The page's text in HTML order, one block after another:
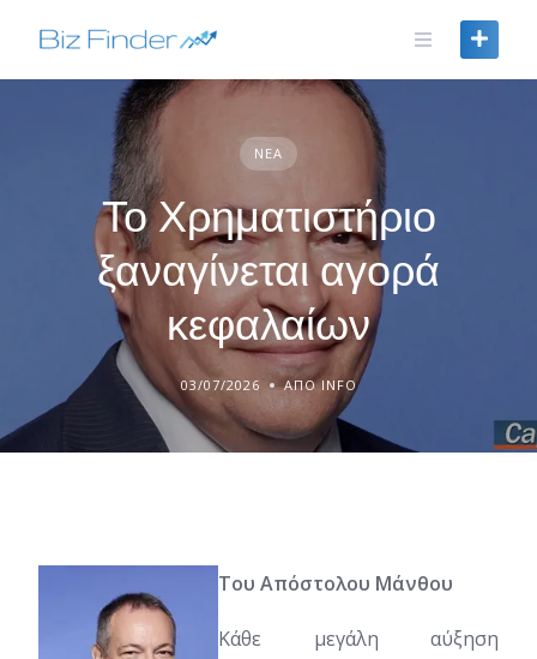
ΝΈΑ
Το Χρηματιστήριο
ξαναγίνεται αγορά
κεφαλαίων
03/07/2026 ΑΠΌ INFO
Του Απόστολου Μάνθου
Κάθε μεγάλη αύξηση